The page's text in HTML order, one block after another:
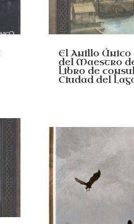
El Anillo
del Maestro
Libro de
Ciudad del